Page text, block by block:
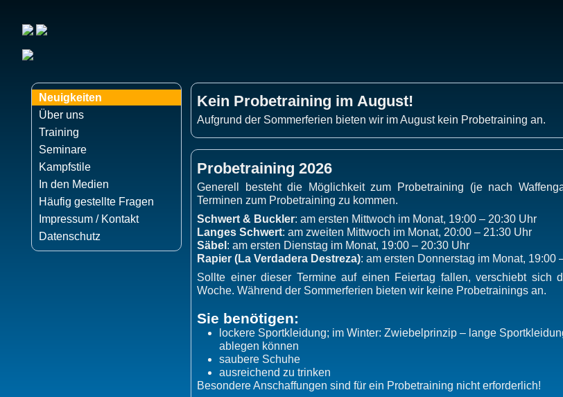
Neuigkeiten
Über uns
Training
Seminare
Kampfstile
In den Medien
Häufig gestellte Fragen
Impressum / Kontakt
Datenschutz
Kein Probetraining im August!
Aufgrund der Sommerferien bieten wir im August kein Probetraining an.
Probetraining 2026
Generell besteht die Möglichkeit zum Probetraining (je nach
Terminen zum Probetraining zu kommen.
Schwert & Buckler: am ersten Mittwoch im Monat, 19:00 – 20:30 Uhr
Langes Schwert: am zweiten Mittwoch im Monat, 20:00 – 21:30 Uhr
Säbel : am ersten Dienstag im Monat, 19:00 – 20:30 Uhr
Rapier (La Verdadera Destreza): am ersten Donnerstag im Monat, 19:00
Sollte einer dieser Termine auf einen Feiertag fallen, verschiebt sich
Woche. Während der Sommerferien bieten wir keine Probetrainings an.
Sie benötigen:
lockere Sportkleidung; im Winter: Zwiebelprinzip – lange
ablegen können
saubere Schuhe
ausreichend zu trinken
Besondere Anschaffungen sind für ein Probetraining nicht erforderlich!